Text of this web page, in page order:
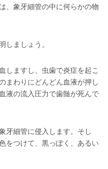
、象牙細管の中に何らかの物
しましょう。
しますし、虫歯で炎症を起こ
まわりにどんどん血液が押し
液の流入圧力で歯髄が死んで
牙細管に侵入します。そし
をつけて、黒っぽく、あるい